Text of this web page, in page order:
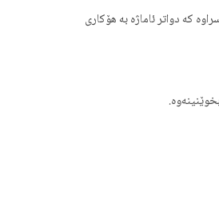
کە دواتر ئاماژە بە هۆکاری